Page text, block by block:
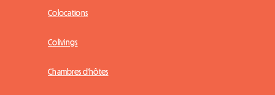
Colocations
Colivings
Chambres d'hôtes